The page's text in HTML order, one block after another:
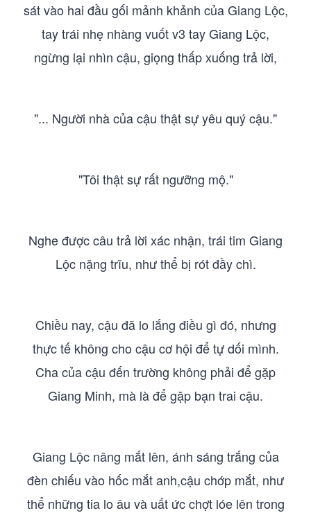
sát vào hai đầu gối mảnh khảnh của Giang Lộc,
tay trái nhẹ nhàng vuốt v3 tay Giang Lộc,
ngừng lại nhìn cậu, giọng thấp xuống trả lời,
"... Người nhà của cậu thật sự yêu quý cậu."
"Tôi thật sự rất ngưỡng mộ."
Nghe được câu trả lời xác nhận, trái tim Giang
Lộc nặng trĩu, như thể bị rót đầy chì.
Chiều nay, cậu đã lo lắng điều gì đó, nhưng
thực tế không cho cậu cơ hội để tự dối mình.
Cha của cậu đến trường không phải để gặp
Giang Minh, mà là để gặp bạn trai cậu.
Giang Lộc nâng mắt lên, ánh sáng trắng của
đèn chiếu vào hốc mắt anh,cậu chớp mắt, như
thể những tia lo âu và uất ức chợt lóe lên trong